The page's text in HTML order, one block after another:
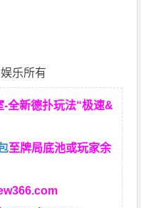
乐所有
-全新德扑玩法“极速&
至牌局底池或玩家余